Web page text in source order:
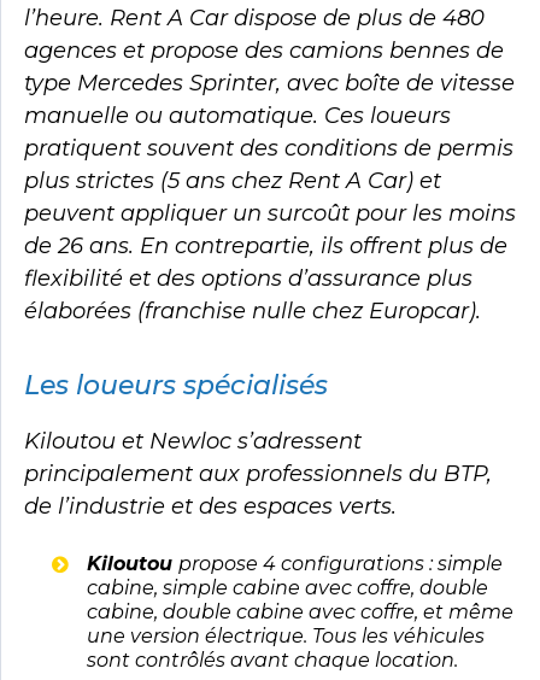
l’heure. Rent A Car dispose de plus de 480
agences et propose des camions bennes de
type Mercedes Sprinter, avec boîte de vitesse
manuelle ou automatique. Ces loueurs
pratiquent souvent des conditions de permis
plus strictes (5 ans chez Rent A Car) et
peuvent appliquer un surcoût pour les moins
de 26 ans. En contrepartie, ils offrent plus de
flexibilité et des options d’assurance plus
élaborées (franchise nulle chez Europcar).
Les loueurs spécialisés
Kiloutou et Newloc s’adressent
principalement aux professionnels du BTP,
de l’industrie et des espaces verts.
Kiloutou propose 4 configurations : simple
cabine, simple cabine avec coffre, double
cabine, double cabine avec coffre, et même
une version électrique. Tous les véhicules
sont contrôlés avant chaque location.